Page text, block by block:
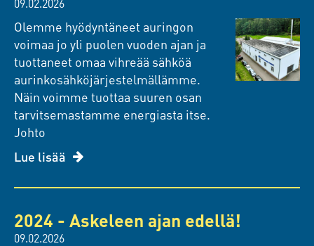
09.02.2026
Olemme hyödyntäneet auringon
voimaa jo yli puolen vuoden ajan ja
tuottaneet omaa vihreää sähköä
aurinkosähköjärjestelmällämme.
Näin voimme tuottaa suuren osan
tarvitsemastamme energiasta itse.
Johto
Lue lisää
2024 - Askeleen ajan edellä!
09.02.2026